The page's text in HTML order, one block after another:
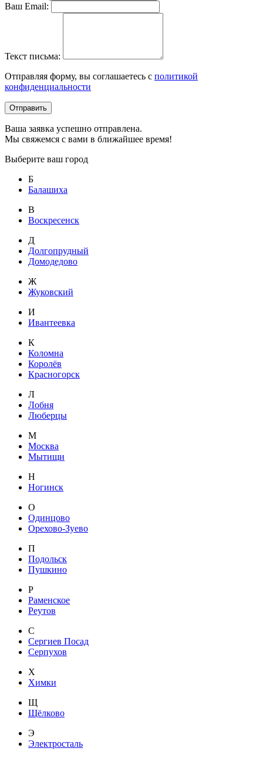
Ваш Email:
Текст письма:
Отправляя форму, вы соглашаетесь с политикой
конфиденциальности
Отправить
Ваша заявка успешно отправлена.
Мы свяжемся с вами в ближайшее время!
Выберите ваш город
Б
Балашиха
В
Воскресенск
Д
Долгопрудный
Домодедово
Ж
Жуковский
И
Ивантеевка
К
Коломна
Королёв
Красногорск
Л
Лобня
Люберцы
М
Москва
Мытищи
Н
Ногинск
О
Одинцово
Орехово-Зуево
П
Подольск
Пушкино
Р
Раменское
Реутов
С
Сергиев Посад
Серпухов
Х
Химки
Щ
Щёлково
Э
Электросталь